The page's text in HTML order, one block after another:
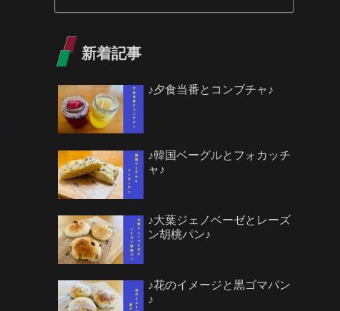
新着記事
♪夕食当番とコンブチャ♪
♪韓国ベーグルとフォカッチ
ャ♪
♪大葉ジェノベーゼとレーズ
ン胡桃パン♪
♪花のイメージと黒ゴマパン
♪